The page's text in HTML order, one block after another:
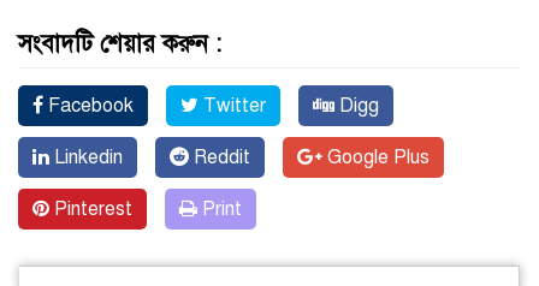
সংবাদটি শেয়ার করুন :
Facebook Twitter Digg
Linkedin Reddit Google Plus
Pinterest Print